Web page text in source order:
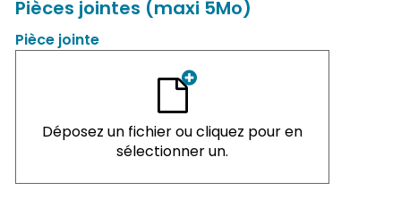
Pièces jointes (maxi 5Mo)
Pièce jointe
Déposez un fichier ou cliquez pour en
sélectionner un.